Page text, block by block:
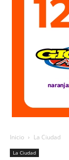
Inicio La Ciudad
La Ciudad